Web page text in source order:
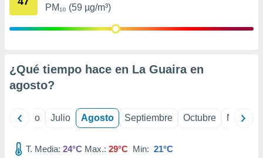
mediante
publicidad
publicidad
PM₁₀ (59 µg/m³)
¿Qué tiempo hace en La Guaira en
agosto?
Junio Julio Agosto Septiembre Octubre
T. Media: 24°C Max.: 29°C Min: 21°C